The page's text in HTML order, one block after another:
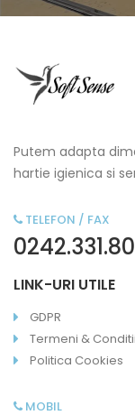
Putem adapta
hartie igienica si
TELEFON / FAX
LINK-URI UTILE
GDPR
Termeni & Conditii
Politica Cookies
MOBIL